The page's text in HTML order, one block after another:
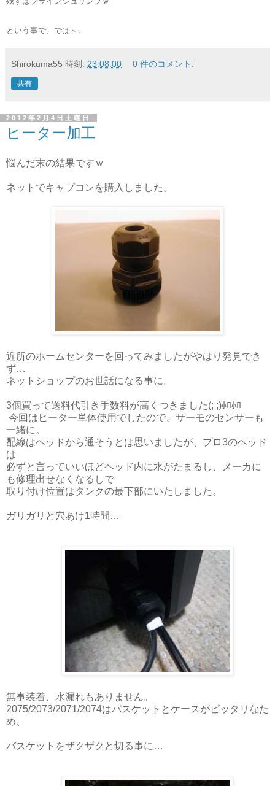
という事で、では～。
Shirokuma55 時刻: 23:08:00 0 件のコメント:
共有
2012年2月4日土曜日
ヒーター加工
悩んだ末の結果ですｗ
ネットでキャプコンを購入しました。
近所のホームセンターを回ってみましたがやはり発見でき
ず…
ネットショップのお世話になる事に。
3個買って送料代引き手数料が高くつきました(; ;)ﾎﾛﾎﾛ
今回はヒーター単体使用でしたので、サーモのセンサーも
一緒に。
配線はヘッドから通そうとは思いましたが、プロ3のヘッド
は
必ずと言っていいほどヘッド内に水がたまるし、メーカに
も修理出せなくなるしで
取り付け位置はタンクの最下部にいたしました。
ガリガリと穴あけ1時間…
無事装着、水漏れもありません。
2075/2073/2071/2074はバスケットとケースがピッタリなた
め、
バスケットをザクザクと切る事に…